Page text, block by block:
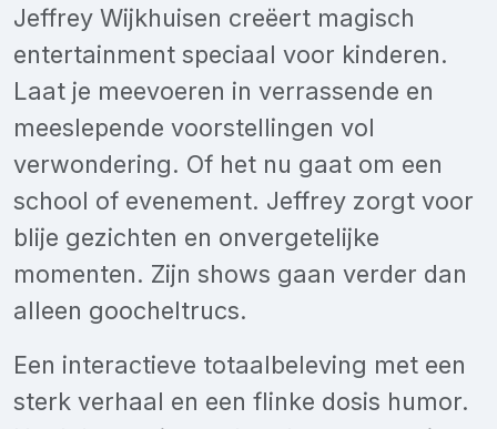
Jeffrey Wijkhuisen creëert magisch
entertainment speciaal voor kinderen.
Laat je meevoeren in verrassende en
meeslepende voorstellingen vol
verwondering. Of het nu gaat om een
school of evenement. Jeffrey zorgt voor
blije gezichten en onvergetelijke
momenten. Zijn shows gaan verder dan
alleen goocheltrucs.
Een interactieve totaalbeleving met een
sterk verhaal en een flinke dosis humor.